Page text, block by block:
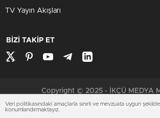
TV Yayın Akışları
BİZİ TAKİP ET
Copyright © 2025 - İKÇÜ MEDYA
Çerezler ile ilgili bilgi içinÇerez Politikamızı
Veri politikasındaki amaçlarla sınırlı ve mevzuata uygun
konumlandırmaktayız.